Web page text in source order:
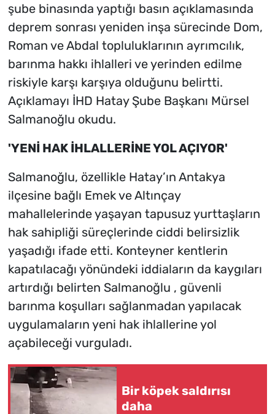
şube binasında yaptığı basın açıklamasında
deprem sonrası yeniden inşa sürecinde Dom,
Roman ve Abdal topluluklarının ayrımcılık,
barınma hakkı ihlalleri ve yerinden edilme
riskiyle karşı karşıya olduğunu belirtti.
Açıklamayı İHD Hatay Şube Başkanı Mürsel
Salmanoğlu okudu.
'YENİ HAK İHLALLERİNE YOL AÇIYOR'
Salmanoğlu, özellikle Hatay’ın Antakya
ilçesine bağlı Emek ve Altınçay
mahallelerinde yaşayan tapusuz yurttaşların
hak sahipliği süreçlerinde ciddi belirsizlik
yaşadığı ifade etti. Konteyner kentlerin
kapatılacağı yönündeki iddiaların da kaygıları
artırdığı belirten Salmanoğlu , güvenli
barınma koşulları sağlanmadan yapılacak
uygulamaların yeni hak ihlallerine yol
açabileceği vurguladı.
Bir köpek saldırısı
daha